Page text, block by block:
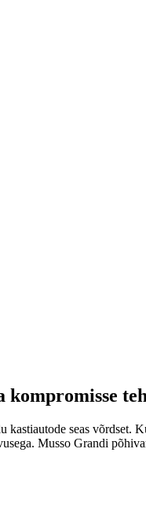
kompromisse
seas
Musso Grandi